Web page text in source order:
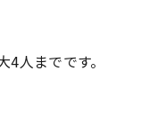
人までです。